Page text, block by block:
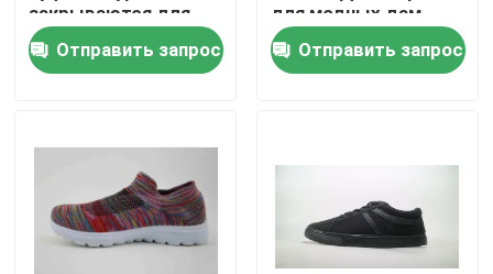
Дома
Контакты
закрываются для
гибкости
Отправить запрос
для модных дам
Отправить запрос